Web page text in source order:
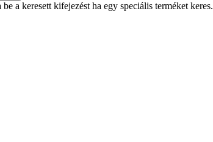
a keresett kifejezést ha egy speciális terméket keres.